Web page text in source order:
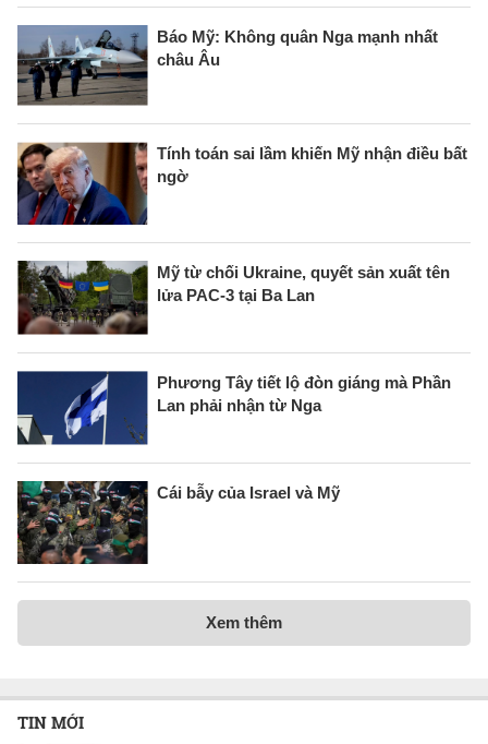
Báo Mỹ: Không quân Nga mạnh nhất
châu Âu
Tính toán sai lầm khiến Mỹ nhận điều bất
ngờ
Mỹ từ chối Ukraine, quyết sản xuất tên
lửa PAC-3 tại Ba Lan
Phương Tây tiết lộ đòn giáng mà Phần
Lan phải nhận từ Nga
Cái bẫy của Israel và Mỹ
Xem thêm
TIN MỚI